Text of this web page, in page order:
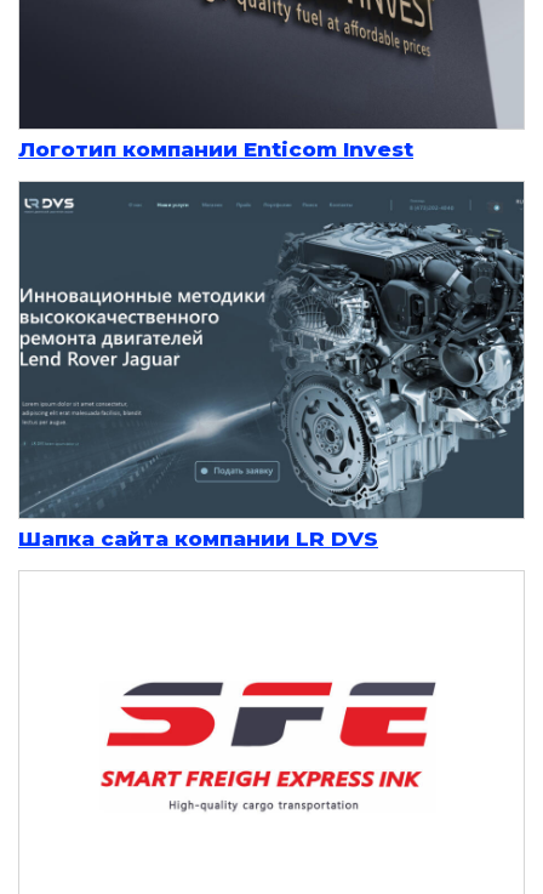
Логотип компании Enticom Invest
Шапка сайта компании LR DVS